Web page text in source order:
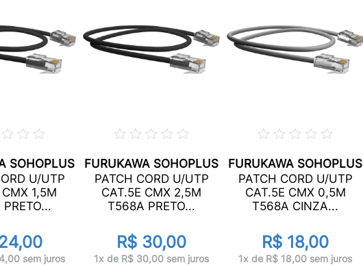
SOHOPLUS
U/UTP
1,5M
sem juros
FURUKAWA SOHOPLUS
PATCH CORD U/UTP
CAT.5E CMX 2,5M
T568A PRETO...
R$ 30,00
1x de R$ 30,00 sem juros
FURUKAWA SOHOPLUS
PATCH CORD U/UTP
CAT.5E CMX 0,5M
T568A CINZA...
R$ 18,00
1x de R$ 18,00 sem juros